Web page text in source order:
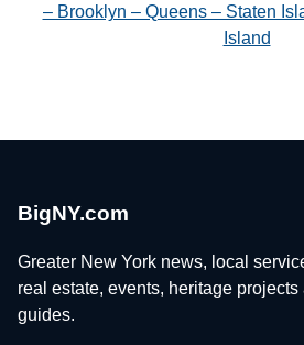
– Brooklyn – Queens – Staten
Island
BigNY.com
Greater New York news, local
real estate, events, heritage projects
guides.